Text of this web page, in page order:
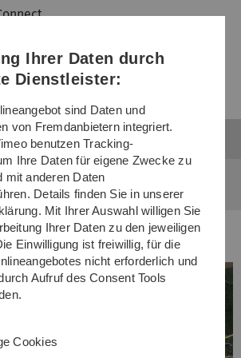
Direkt
Direkt
Direkt
(Sprache,
Drucken,
Media)
Direkt
Direkt
... Industriegebiet Donautal
Donautal
Ihrer Daten durch
Dienstleister:
sind Daten und
von Fremdanbietern integriert.
benutzen Tracking-
Ihre Daten für eigene Zwecke zu
mit anderen Daten
Details finden Sie in unserer
Mit Ihrer Auswahl willigen Sie
Ihrer Daten zu den jeweiligen
Einwilligung ist freiwillig, für die
nicht erforderlich und
Aufruf des Consent Tools
Cookies